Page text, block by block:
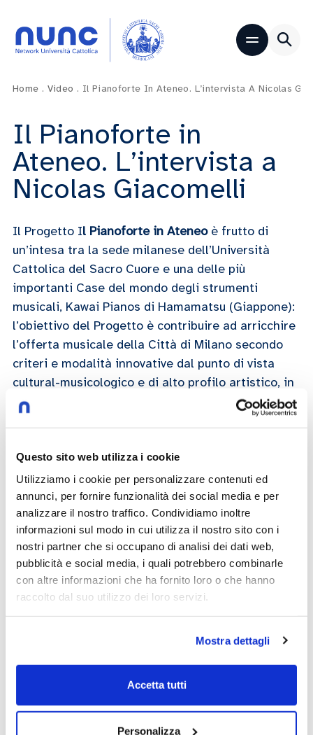
Questo sito web utilizza i cookie
Utilizziamo i cookie per personalizzare contenuti ed
annunci, per fornire funzionalità dei social media e per
analizzare il nostro traffico. Condividiamo inoltre
informazioni sul modo in cui utilizza il nostro sito con i
nostri partner che si occupano di analisi dei dati web,
pubblicità e social media, i quali potrebbero combinarle
con altre informazioni che ha fornito loro o che hanno
raccolto dal suo utilizzo dei loro servizi.
Mostra dettagli
Accetta tutti
Personalizza
Home . Video . Il Pianoforte In Ateneo. L’intervista A Nicolas
Il Pianoforte in
Ateneo. L’intervista a
Nicolas Giacomelli
Il Progetto Il Pianoforte in Ateneo è frutto di
un’intesa tra la sede milanese dell’Università
Cattolica del Sacro Cuore e una delle più
importanti Case del mondo degli strumenti
musicali, Kawai Pianos di Hamamatsu (Giappone):
l’obiettivo del Progetto è contribuire ad arricchire
l’offerta musicale della Città di Milano secondo
criteri e modalità innovative dal punto di vista
cultural-musicologico e di alto profilo artistico, in
primo luogo, istituendo una stagione cameristica
presso l’Aula Magna dell’Università Cattolica del
affermati e prestigiosi del concertismo pianistico
internazionale
Nicolas Giacomelli
27/04/2023